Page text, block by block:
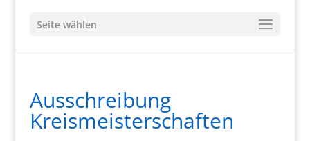
Seite wählen
Ausschreibung
Kreismeisterschaften